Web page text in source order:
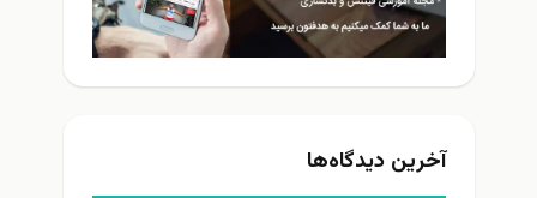
آخرین دیدگاه‌ها